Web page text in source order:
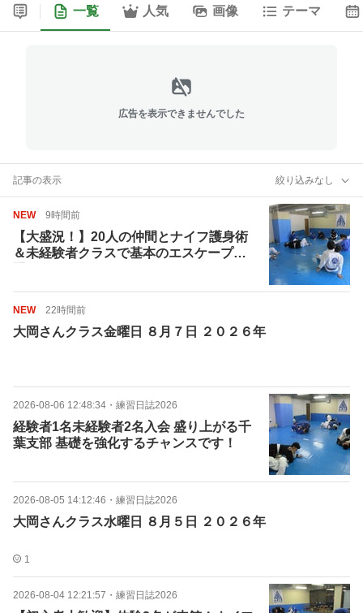
一覧 人気 画像 テーマ
広告を表示できませんでした
記事の表示 絞り込みなし
NEW 9時間前
【大盛況！】20人の仲間とナイフ護身術
＆未経験者クラスで基本のエスケープ練
NEW 22時間前
大岡さんクラス金曜日 ８月７日 ２０２６年
2026-08-06 12:48:34 ・ 練習日誌2026
経験者1名未経験者2名入会 盛り上がる千
葉支部 基礎を強化するチャンスです！
2026-08-05 14:12:46 ・ 練習日誌2026
大岡さんクラス水曜日 ８月５日 ２０２６年
1
2026-08-04 12:21:57 ・ 練習日誌2026